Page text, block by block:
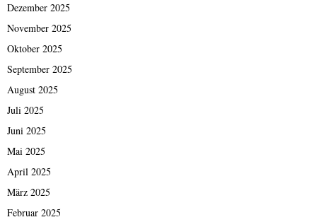
Dezember 2025
November 2025
Oktober 2025
September 2025
August 2025
Juli 2025
Juni 2025
Mai 2025
April 2025
März 2025
Februar 2025